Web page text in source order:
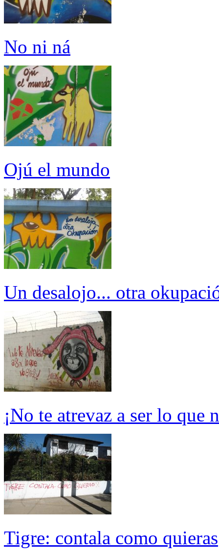
No ni ná
Ojú el mundo
Un desalojo... otra
¡No te atrevaz a ser lo que
Tigre: contala como quieras